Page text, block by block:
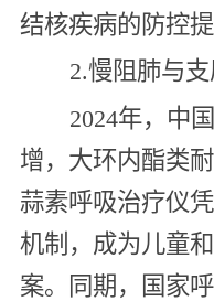
结核疾病的防控
2.慢阻肺与
2024年，中
增，大环内酯类
蒜素呼吸治疗仪
机制，成为儿童
案。同期，国家